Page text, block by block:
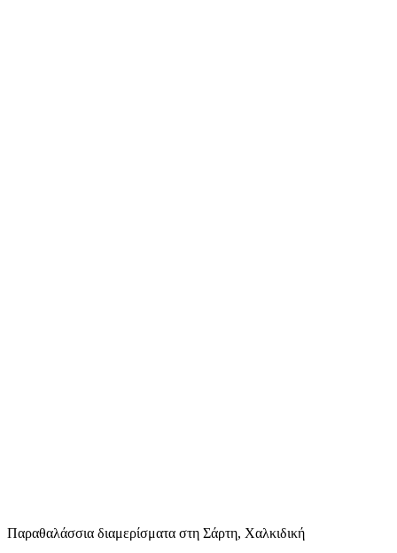
Παραθαλάσσια διαμερίσματα στη Σάρτη, Χαλκιδική